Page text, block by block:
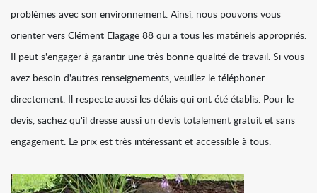
problèmes avec son environnement. Ainsi, nous pouvons vous
orienter vers Clément Elagage 88 qui a tous les matériels appropriés.
Il peut s'engager à garantir une très bonne qualité de travail. Si vous
avez besoin d'autres renseignements, veuillez le téléphoner
directement. Il respecte aussi les délais qui ont été établis. Pour le
devis, sachez qu'il dresse aussi un devis totalement gratuit et sans
engagement. Le prix est très intéressant et accessible à tous.